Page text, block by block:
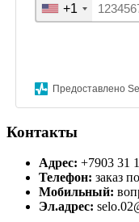
+1
Предоставлено
Контакты
Адрес: +7903 31
Телефон: заказ
Мобильный:
Эл.адрес: